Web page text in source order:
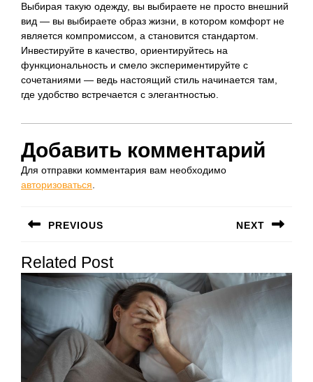
Выбирая такую одежду, вы выбираете не просто внешний
вид — вы выбираете образ жизни, в котором комфорт не
является компромиссом, а становится стандартом.
Инвестируйте в качество, ориентируйтесь на
функциональность и смело экспериментируйте с
сочетаниями — ведь настоящий стиль начинается там,
где удобство встречается с элегантностью.
Добавить комментарий
Для отправки комментария вам необходимо
авторизоваться
по
записям
PREVIOUS
запись:
NEXT
запись:
Related Post